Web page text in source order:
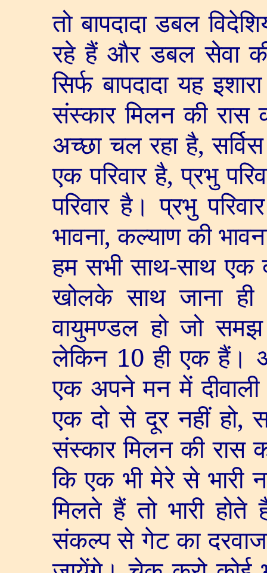
तो बापदादा डबल
रहे हैं और डबल सेवा
सिर्फ बापदादा यह
संस्कार मिलन की रास
अच्छा चल रहा है,
एक परिवार है,प्रभु
परिवार है। प्रभु
भावना,कल्याण की
हम सभी साथ-साथ एक
खोलके साथ जाना
वायुमण्डल हो जो
लेकिन 10 ही एक हैं।
एक अपने मन में
एक दो से दूर नहीं हो,
संस्कार मिलन की
कि एक भी मेरे से भारी
मिलते हैं तो भारी
संकल्प से गेट का